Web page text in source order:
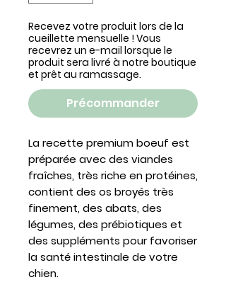
Recevez votre produit lors de la
cueillette mensuelle ! Vous
recevrez un e-mail lorsque le
produit sera livré à notre boutique
et prêt au ramassage.
Précommander
La recette premium boeuf est
préparée avec des viandes
fraîches, très riche en protéines,
contient des os broyés très
finement, des abats, des
légumes, des prébiotiques et
des suppléments pour favoriser
la santé intestinale de votre
chien.